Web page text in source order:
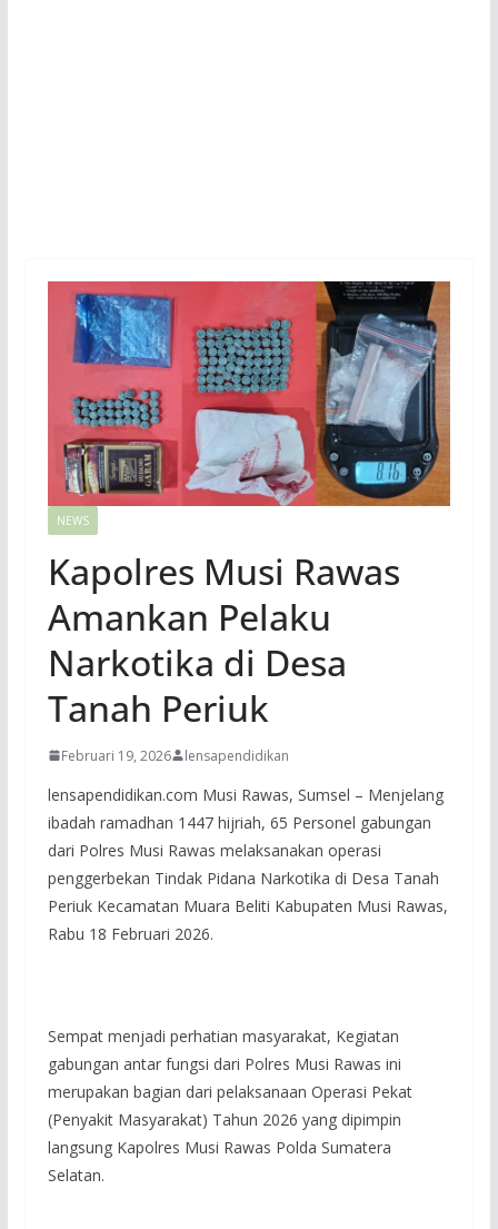
NEWS
Kapolres Musi Rawas
Amankan Pelaku
Narkotika di Desa
Tanah Periuk
Februari 19, 2026 lensapendidikan
lensapendidikan.com Musi Rawas, Sumsel – Menjelang
ibadah ramadhan 1447 hijriah, 65 Personel gabungan
dari Polres Musi Rawas melaksanakan operasi
penggerbekan Tindak Pidana Narkotika di Desa Tanah
Periuk Kecamatan Muara Beliti Kabupaten Musi Rawas,
Rabu 18 Februari 2026.
Sempat menjadi perhatian masyarakat, Kegiatan
gabungan antar fungsi dari Polres Musi Rawas ini
merupakan bagian dari pelaksanaan Operasi Pekat
(Penyakit Masyarakat) Tahun 2026 yang dipimpin
langsung Kapolres Musi Rawas Polda Sumatera
Selatan.